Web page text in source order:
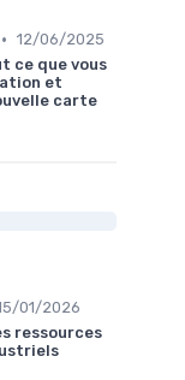
• 12/06/2025
ce que vous
et
carte
01/2026
ressources